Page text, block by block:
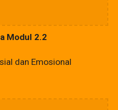
Modul 2.2
dan Emosional